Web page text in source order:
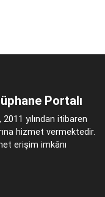
Portalı
yılından itibaren
hizmet vermektedir.
erişim imkânı